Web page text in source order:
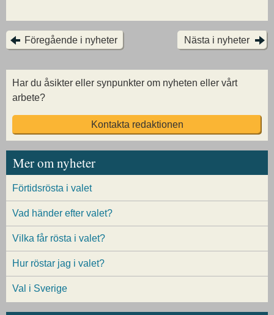
Föregående i nyheter Nästa i nyheter
Har du åsikter eller synpunkter om nyheten eller vårt
arbete?
Kontakta redaktionen
Mer om nyheter
Förtidsrösta i valet
Vad händer efter valet?
Vilka får rösta i valet?
Hur röstar jag i valet?
Val i Sverige